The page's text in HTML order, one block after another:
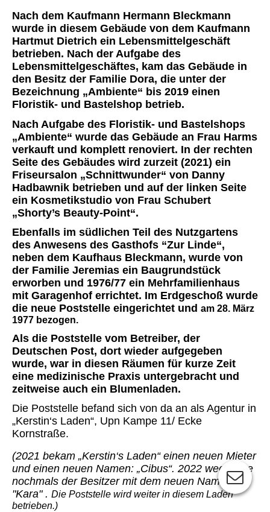
Nach dem Kaufmann Hermann Bleckmann
wurde in diesem Gebäude von dem Kaufmann
Hartmut Dietrich ein Lebensmittelgeschäft
betrieben. Nach der Aufgabe des
Lebensmittelgeschäftes, kam das Gebäude in
den Besitz der Familie Dora, die unter der
Bezeichnung „Ambiente“ bis 2019 einen
Floristik- und Bastelshop betrieb.
Nach Aufgabe des Floristik- und Bastelshops
„Ambiente“ wurde das Gebäude an Frau Harms
verkauft und komplett renoviert. In der rechten
Seite des Gebäudes wird zurzeit (2021) ein
Friseursalon „Schnittwunder“ von Danny
Hadbawnik betrieben und auf der linken Seite
ein Kosmetikstudio von Frau Schubert
„Shorty’s Beauty-Point“.
Ebenfalls im südlichen Teil des Nutzgartens
des Anwesens des Gasthofs “Zur Linde“,
neben dem Kaufhaus Bleckmann, wurde von
der Familie Jeremias ein Baugrundstück
erworben und 1976/77 ein Mehrfamilienhaus
mit Garagenhof errichtet. Im Erdgeschoß wurde
die neue Poststelle eingerichtet und am 28. März
1977 bezogen.
Als die Poststelle vom Betreiber, der
Deutschen Post, dort wieder aufgegeben
wurde, war in diesen Räumen für kurze Zeit
eine medizinische Praxis untergebracht und
zeitweise auch ein Blumenladen.
Die Poststelle befand sich von da an als Agentur in
„Kerstin‘s Laden“, Upn Kampe 11/ Ecke
Kornstraße.
(2021 bekam „Kerstin‘s Laden“ einen neuen Mieter
und einen neuen Namen: „Cibus“. 2022 wechselte
nochmals der Besitzer mit dem neuen Namen
"Kara" . Die Poststelle wird weiter in diesem Laden
betrieben.)